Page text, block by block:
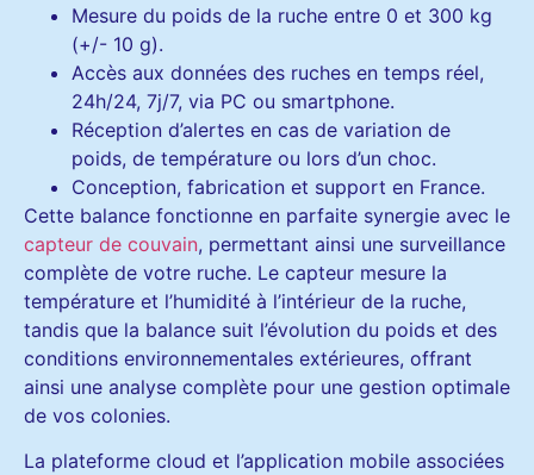
Mesure du poids de la ruche entre 0 et 300 kg
(+/- 10 g).
Accès aux données des ruches en temps réel,
24h/24, 7j/7, via PC ou smartphone.
Réception d’alertes en cas de variation de
poids, de température ou lors d’un choc.
Conception, fabrication et support en France.
Cette balance fonctionne en parfaite synergie avec le
capteur de couvain, permettant ainsi une surveillance
complète de votre ruche. Le capteur mesure la
température et l’humidité à l’intérieur de la ruche,
tandis que la balance suit l’évolution du poids et des
conditions environnementales extérieures, offrant
ainsi une analyse complète pour une gestion optimale
de vos colonies.
La plateforme cloud et l’application mobile associées